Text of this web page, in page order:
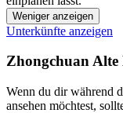
Weniger anzeigen
Unterkünfte anzeigen
Zhongchuan Alte
Wenn du dir während
ansehen möchtest,